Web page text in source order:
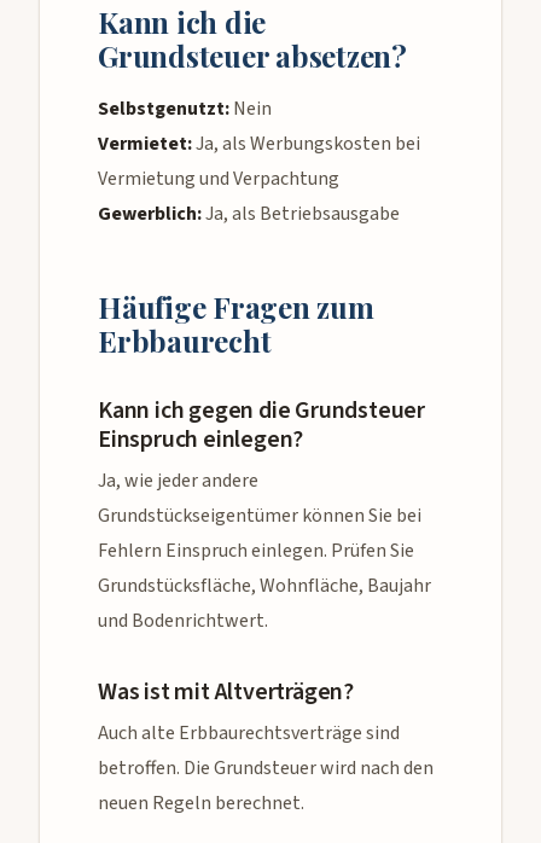
Kann ich die
Grundsteuer absetzen?
Selbstgenutzt:Nein
Vermietet:Ja, als Werbungskosten bei
Vermietung und Verpachtung
Gewerblich:Ja, als Betriebsausgabe
Häufige Fragen zum
Erbbaurecht
Kann ich gegen die Grundsteuer
Einspruch einlegen?
Ja, wie jeder andere
Grundstückseigentümer können Sie bei
Fehlern Einspruch einlegen. Prüfen Sie
Grundstücksfläche, Wohnfläche, Baujahr
und Bodenrichtwert.
Was ist mit Altverträgen?
Auch alte Erbbaurechtsverträge sind
betroffen. Die Grundsteuer wird nach den
neuen Regeln berechnet.